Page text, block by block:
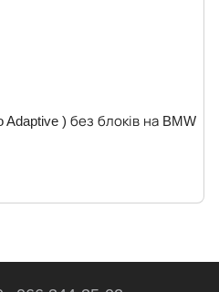
) без блоків на BMW